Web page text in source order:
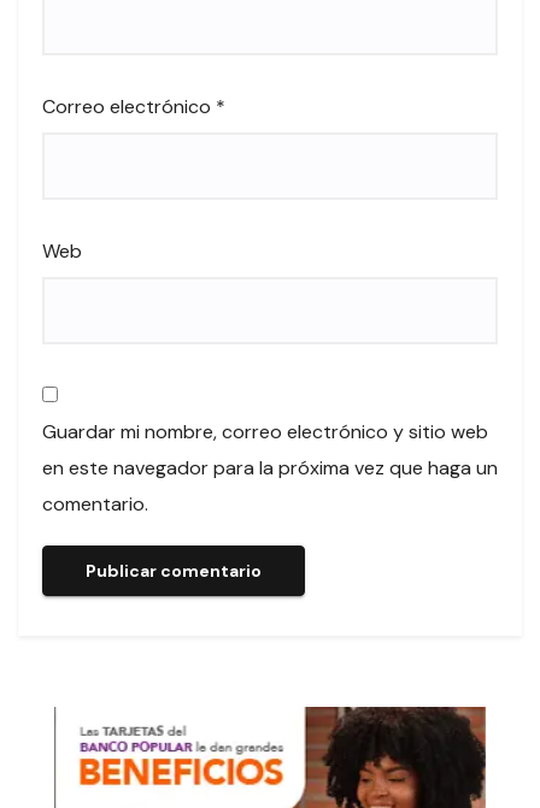
Correo electrónico *
Web
Guardar mi nombre, correo electrónico y sitio web
en este navegador para la próxima vez que haga un
comentario.